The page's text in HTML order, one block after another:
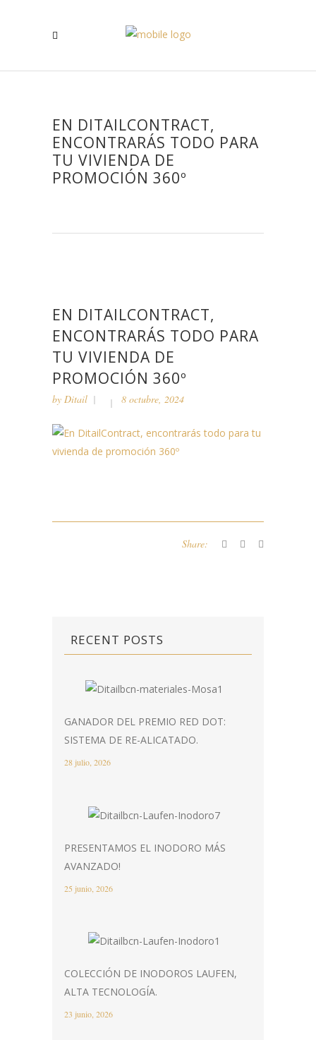
EN DITAILCONTRACT,
ENCONTRARÁS TODO PARA
TU VIVIENDA DE
PROMOCIÓN 360º
EN DITAILCONTRACT,
ENCONTRARÁS TODO PARA
TU VIVIENDA DE
PROMOCIÓN 360º
by Ditail 8 octubre, 2024
Share:
RECENT POSTS
GANADOR DEL PREMIO RED DOT:
SISTEMA DE RE-ALICATADO.
28 julio, 2026
PRESENTAMOS EL INODORO MÁS
AVANZADO!
25 junio, 2026
COLECCIÓN DE INODOROS LAUFEN,
ALTA TECNOLOGÍA.
23 junio, 2026